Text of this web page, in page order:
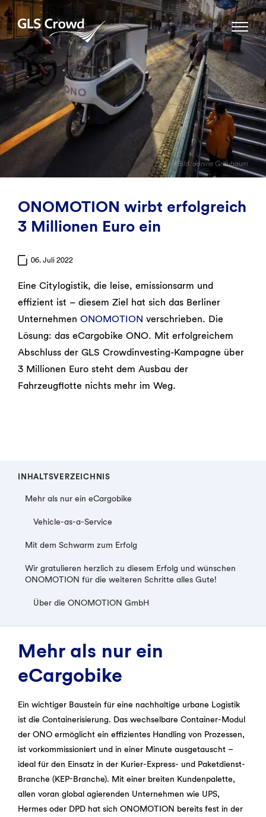
Skip
to
content
GLS Crowd
Bild: Janine Graubaum
ONOMOTION wirbt erfolgreich
3 Millionen Euro ein
06. Juli 2022
Eine Citylogistik, die leise, emissionsarm und
effizient ist – diesem Ziel hat sich das Berliner
Unternehmen ONOMOTION verschrieben. Die
Lösung: das eCargobike ONO. Mit erfolgreichem
Abschluss der GLS Crowdinvesting-Kampagne über
3 Millionen Euro steht dem Ausbau der
Fahrzeugflotte nichts mehr im Weg.
INHALTSVERZEICHNIS
Mehr als nur ein eCargobike
Vehicle-as-a-Service
Mit dem Schwarm zum Erfolg
Wir gratulieren herzlich zu diesem Erfolg und wünschen
ONOMOTION für die weiteren Schritte alles Gute!
Über die ONOMOTION GmbH
Mehr als nur ein
eCargobike
Ein wichtiger Baustein für eine nachhaltige urbane Logistik
ist die Containerisierung. Das wechselbare Container-Modul
der ONO ermöglicht ein effizientes Handling von Prozessen,
ist vorkommissioniert und in einer Minute ausgetauscht –
ideal für den Einsatz in der Kurier-Express- und Paketdienst-
Branche (KEP-Branche). Mit einer breiten Kundenpalette,
allen voran global agierenden Unternehmen wie UPS,
Hermes oder DPD hat sich ONOMOTION bereits fest in der